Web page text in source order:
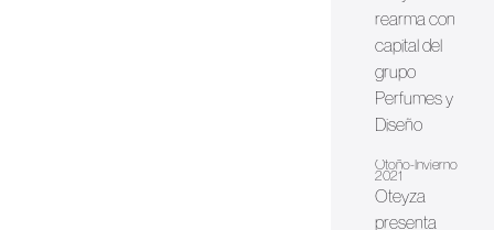
rearma con
capital del
grupo
Perfumes y
Diseño
Otoño-Invierno
2021
Oteyza
presenta